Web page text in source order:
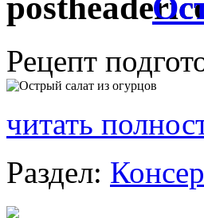
Рецепт
читать
Раздел: